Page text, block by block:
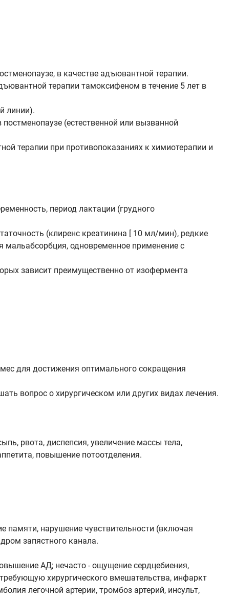
в качестве адъювантной терапии.
терапии тамоксифеном в течение 5 лет в
линии).
(естественной или вызванной
терапии при противопоказаниях к химиотерапии и
период лактации (грудного
(клиренс креатинина [ 10 мл/мин), редкие
мальабсорбция, одновременное применение с
зависит преимущественно от изофермента
для достижения оптимального сокращения
вопрос о хирургическом или других видах лечения.
рвота, диспепсия, увеличение массы тела,
повышение потоотделения.
памяти, нарушение чувствительности (включая
запястного канала.
АД; нечасто - ощущение сердцебиения,
хирургического вмешательства, инфаркт
легочной артерии, тромбоз артерий, инсульт,